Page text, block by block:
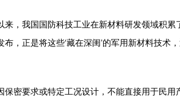
，我国国防科技工业在新材料研发领域积
，正是将这些‘藏在深闺’的军用新材料技术
密要求或特定工况设计，不能直接用于民